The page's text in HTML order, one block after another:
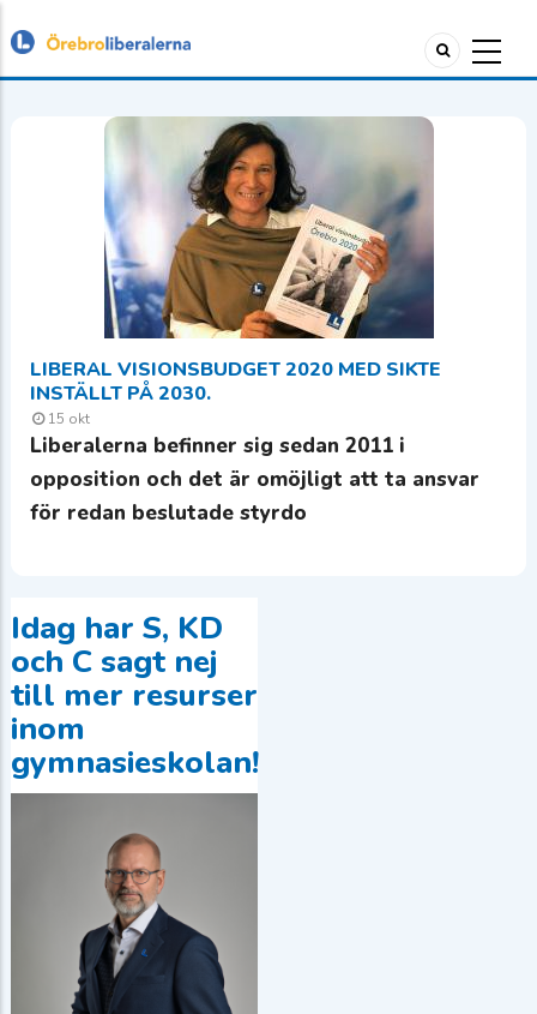
LIBERAL VISIONSBUDGET 2020 MED SIKTE
INSTÄLLT PÅ 2030.
15 okt
Liberalerna befinner sig sedan 2011 i
opposition och det är omöjligt att ta ansvar
för redan beslutade styrdo
Idag har S, KD
och C sagt nej
till mer resurser
inom
gymnasieskolan!